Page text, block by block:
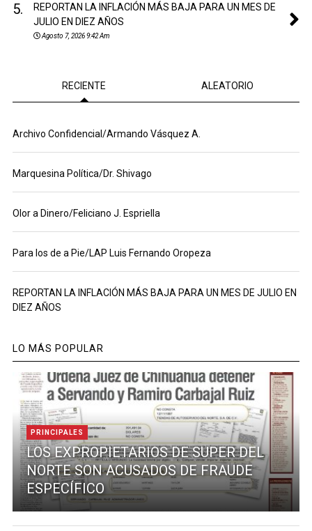
5.
REPORTAN LA INFLACIÓN MÁS BAJA PARA UN MES DE
JULIO EN DIEZ AÑOS
Agosto 7, 2026 9:42 Am
RECIENTE ALEATORIO
Archivo Confidencial/Armando Vásquez A.
Marquesina Política/Dr. Shivago
Olor a Dinero/Feliciano J. Espriella
Para los de a Pie/LAP Luis Fernando Oropeza
REPORTAN LA INFLACIÓN MÁS BAJA PARA UN MES DE JULIO EN
DIEZ AÑOS
LO MÁS POPULAR
PRINCIPALES
LOS EXPROPIETARIOS DE SUPER DEL
NORTE SON ACUSADOS DE FRAUDE
ESPECÍFICO